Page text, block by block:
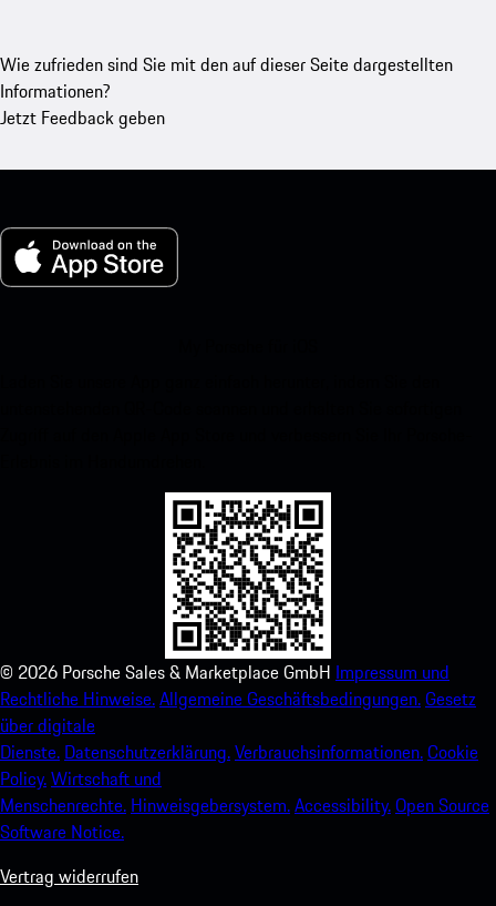
Wie zufrieden sind Sie mit den auf dieser Seite dargestellten
Informationen?
Jetzt Feedback geben
© 2026 Porsche Sales & Marketplace GmbH Impressum und
Rechtliche Hinweise.Allgemeine Geschäftsbedingungen.Gesetz
über digitale
Dienste. Datenschutzerklärung.Verbrauchsinformationen.Cookie
Policy.Wirtschaft und
Menschenrechte. Hinweisgebersystem.Accessibility.Open Source
Software Notice.
Vertrag widerrufen